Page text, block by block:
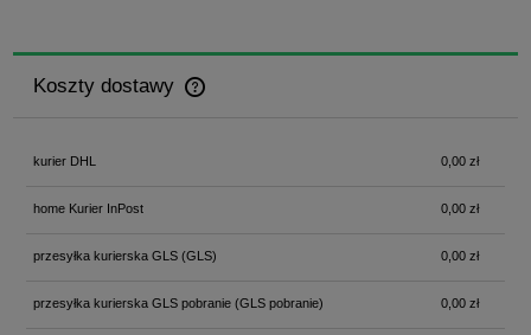
Koszty dostawy
Cena nie zawiera ewentualnych kosztów płatności
kurier DHL 0,00 zł
home Kurier InPost 0,00 zł
przesyłka kurierska GLS(GLS) 0,00 zł
przesyłka kurierska GLS pobranie(GLS pobranie) 0,00 zł